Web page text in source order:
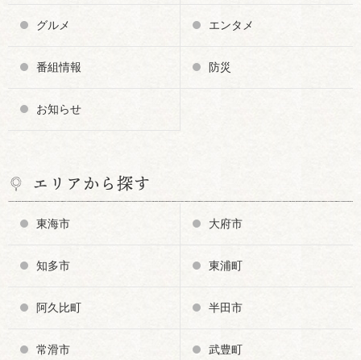
グルメ エンタメ
番組情報 防災
お知らせ
エリアから探す
東海市 大府市
知多市 東浦町
阿久比町 半田市
常滑市 武豊町